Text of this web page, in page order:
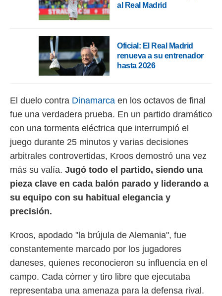
al Real Madrid
Oficial: El Real Madrid
renueva a su entrenador
hasta 2026
El duelo contra Dinamarca en los octavos de final
fue una verdadera prueba. En un partido dramático
con una tormenta eléctrica que interrumpió el
juego durante 25 minutos y varias decisiones
arbitrales controvertidas, Kroos demostró una vez
más su valía. Jugó todo el partido, siendo una
pieza clave en cada balón parado y liderando a
su equipo con su habitual elegancia y
precisión.
Kroos, apodado "la brújula de Alemania", fue
constantemente marcado por los jugadores
daneses, quienes reconocieron su influencia en el
campo. Cada córner y tiro libre que ejecutaba
representaba una amenaza para la defensa rival.